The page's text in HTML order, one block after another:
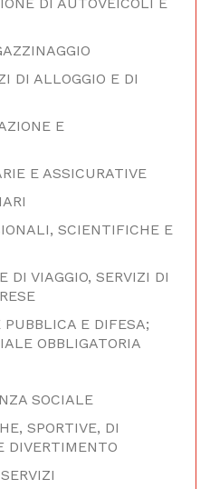
DI ALLOGGIO E DI
E
E ASSICURATIVE
SCIENTIFICHE E
DI VIAGGIO, SERVIZI DI
E DIFESA;
OBBLIGATORIA
SOCIALE
SPORTIVE, DI
DIVERTIMENTO